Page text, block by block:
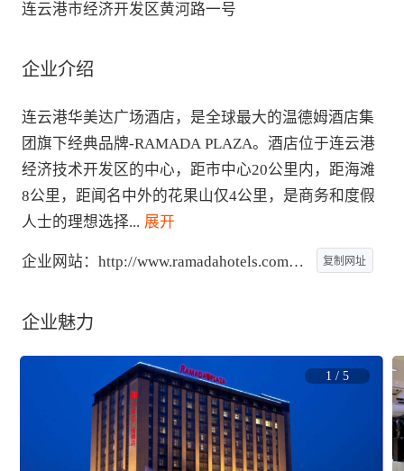
连云港市经济开发区黄河路一号
企业介绍
连云港华美达广场酒店，是全球最大的温德姆酒店集
团旗下经典品牌-RAMADA PLAZA。酒店位于连云港
经济技术开发区的中心，距市中心20公里内，距海滩
8公里，距闻名中外的花果山仅4公里，是商务和度假
人士的理想选择... 展开
企业网站： http://www.ramadahotels.com.cn 复制网址
企业魅力
1 / 5